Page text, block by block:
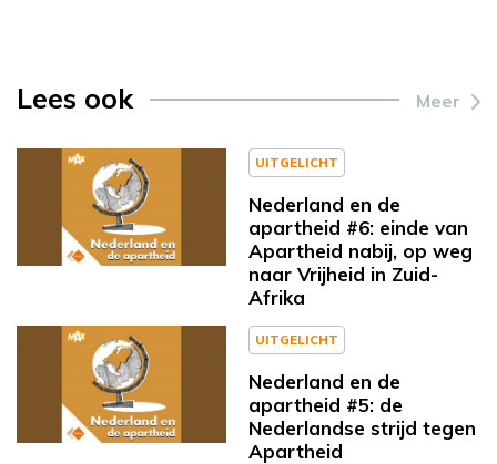
Lees ook Meer
UITGELICHT
Nederland en de
apartheid #6: einde van
Apartheid nabij, op weg
naar Vrijheid in Zuid-
Afrika
UITGELICHT
Nederland en de
apartheid #5: de
Nederlandse strijd tegen
Apartheid